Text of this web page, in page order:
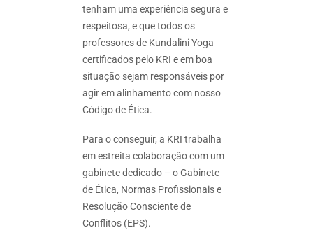
tenham uma experiência segura e
respeitosa, e que todos os
professores de Kundalini Yoga
certificados pelo KRI e em boa
situação sejam responsáveis por
agir em alinhamento com nosso
Código de Ética.
Para o conseguir, a KRI trabalha
em estreita colaboração com um
gabinete dedicado – o Gabinete
de Ética, Normas Profissionais e
Resolução Consciente de
Conflitos (EPS).